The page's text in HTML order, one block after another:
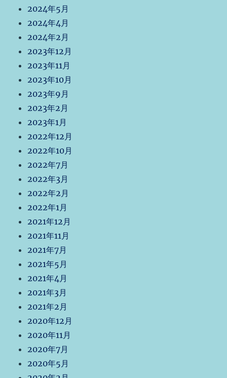
2024年5月
2024年4月
2024年2月
2023年12月
2023年11月
2023年10月
2023年9月
2023年2月
2023年1月
2022年12月
2022年10月
2022年7月
2022年3月
2022年2月
2022年1月
2021年12月
2021年11月
2021年7月
2021年5月
2021年4月
2021年3月
2021年2月
2020年12月
2020年11月
2020年7月
2020年5月